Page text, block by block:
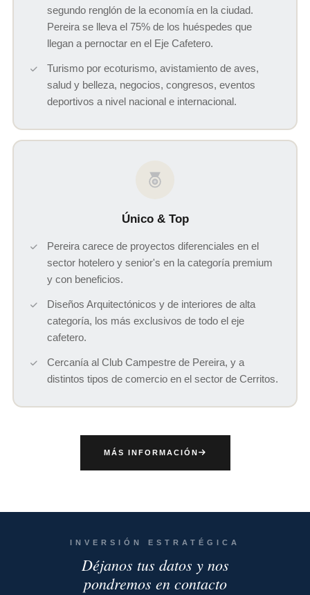
segundo renglón de la economía en la ciudad.
Pereira se lleva el 75% de los huéspedes que
llegan a pernoctar en el Eje Cafetero.
Turismo por ecoturismo, avistamiento de aves,
salud y belleza, negocios, congresos, eventos
deportivos a nivel nacional e internacional.
Único & Top
Pereira carece de proyectos diferenciales en el
sector hotelero y senior's en la categoría premium
y con beneficios.
Diseños Arquitectónicos y de interiores de alta
categoría, los más exclusivos de todo el eje
cafetero.
Cercanía al Club Campestre de Pereira, y a
distintos tipos de comercio en el sector de Cerritos.
MÁS INFORMACIÓN
INVERSIÓN ESTRATÉGICA
Déjanos tus datos y nos
pondremos en contacto